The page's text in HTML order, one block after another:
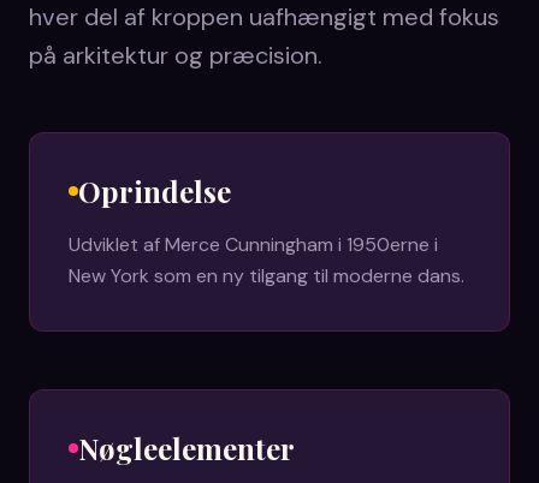
hver del af kroppen uafhængigt med fokus
på arkitektur og præcision.
Oprindelse
Udviklet af Merce Cunningham i 1950erne i
New York som en ny tilgang til moderne dans.
Nøgleelementer